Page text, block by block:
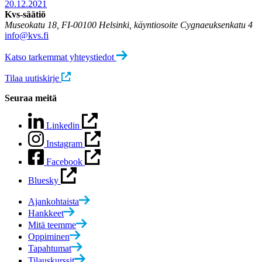
20.12.2021
Kvs-säätiö
Museokatu 18, FI-00100 Helsinki, käyntiosoite Cygnaeuksenkatu 4
info@kvs.fi
Katso tarkemmat yhteystiedot
Tilaa uutiskirje
Seuraa meitä
Linkedin
Instagram
Facebook
Bluesky
Ajankohtaista
Hankkeet
Mitä teemme
Oppiminen
Tapahtumat